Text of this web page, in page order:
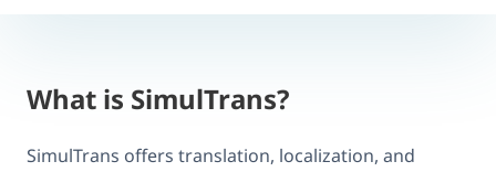
What is SimulTrans?
SimulTrans offers translation, localization, and